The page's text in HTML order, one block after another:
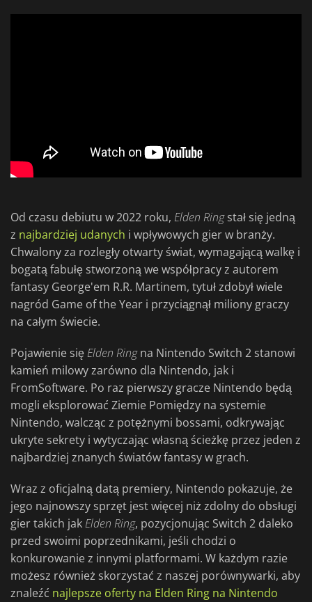
Od czasu debiutu w 2022 roku, Elden Ringstał się jedną
z najbardziej udanych i wpływowych gier w branży.
Chwalony za rozległy otwarty świat, wymagającą walkę i
bogatą fabułę stworzoną we współpracy z autorem
fantasy George'em R.R. Martinem, tytuł zdobył wiele
nagród Game of the Year i przyciągnął miliony graczy
na całym świecie.
Pojawienie sięElden Ringna Nintendo Switch 2 stanowi
kamień milowy zarówno dla Nintendo, jak i
FromSoftware. Po raz pierwszy gracze Nintendo będą
mogli eksplorować Ziemie Pomiędzy na systemie
Nintendo, walcząc z potężnymi bossami, odkrywając
ukryte sekrety i wytyczając własną ścieżkę przez jeden z
najbardziej znanych światów fantasy w grach.
Wraz z oficjalną datą premiery, Nintendo pokazuje, że
jego najnowszy sprzęt jest więcej niż zdolny do obsługi
gier takich jakElden Ring, pozycjonując Switch 2 daleko
przed swoimi poprzednikami, jeśli chodzi o
konkurowanie z innymi platformami. W każdym razie
możesz również skorzystać z naszej porównywarki, aby
znaleźć najlepsze oferty na Elden Ring na Nintendo